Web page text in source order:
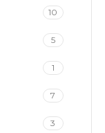
10
5
1
7
3